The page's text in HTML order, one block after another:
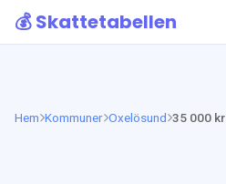
💰 Skattetabellen
Hem Kommuner Oxelösund 35 000 kr